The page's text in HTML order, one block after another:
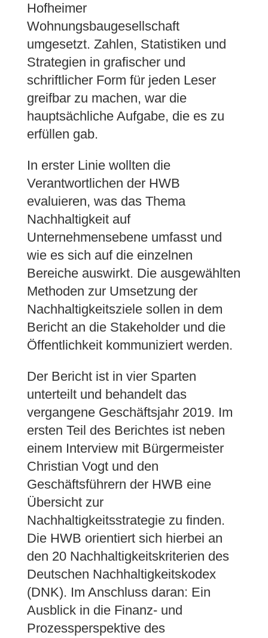
Hofheimer
Wohnungsbaugesellschaft
umgesetzt. Zahlen, Statistiken und
Strategien in grafischer und
schriftlicher Form für jeden Leser
greifbar zu machen, war die
hauptsächliche Aufgabe, die es zu
erfüllen gab.
In erster Linie wollten die
Verantwortlichen der HWB
evaluieren, was das Thema
Nachhaltigkeit auf
Unternehmensebene umfasst und
wie es sich auf die einzelnen
Bereiche auswirkt. Die ausgewählten
Methoden zur Umsetzung der
Nachhaltigkeitsziele sollen in dem
Bericht an die Stakeholder und die
Öffentlichkeit kommuniziert werden.
Der Bericht ist in vier Sparten
unterteilt und behandelt das
vergangene Geschäftsjahr 2019. Im
ersten Teil des Berichtes ist neben
einem Interview mit Bürgermeister
Christian Vogt und den
Geschäftsführern der HWB eine
Übersicht zur
Nachhaltigkeitsstrategie zu finden.
Die HWB orientiert sich hierbei an
den 20 Nachhaltigkeitskriterien des
Deutschen Nachhaltigkeitskodex
(DNK). Im Anschluss daran: Ein
Ausblick in die Finanz- und
Prozessperspektive des